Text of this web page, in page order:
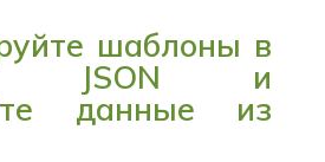
шаблоны в
JSON и
данные из